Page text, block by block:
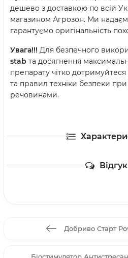
дешево з доставкою по всій
магазином Агрозон. Ми
гарантуємо оригінальність
Увага!!! Для безпечного
stab та досягнення
препарату чітко дотримуйтеся
та правил техніки безпеки при
речовинами.
Добриво Старт